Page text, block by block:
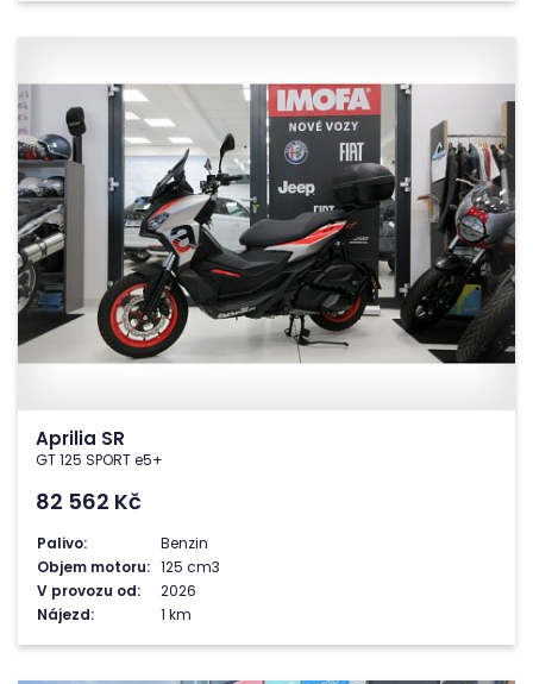
Aprilia SR
GT 125 SPORT e5+
82 562 Kč
Palivo:
Benzin
Objem motoru: 125 cm3
V provozu od:
2026
Nájezd:
1 km